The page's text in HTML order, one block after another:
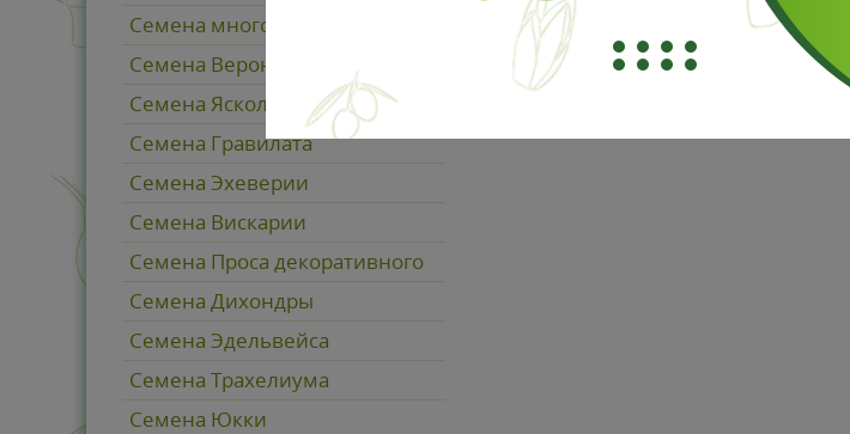
Семена многолетнего Мака
Семена Вероники
Семена Ясколки
Семена Гравилата
Семена Эхеверии
Семена Вискарии
Семена Проса декоративного
Семена Дихондры
Семена Эдельвейса
Семена Трахелиума
Семена Юкки